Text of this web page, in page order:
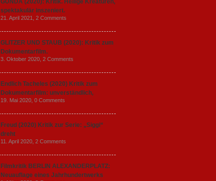
GUNDA (2020): Kritik. Heilige Kreaturen,
spektakulär inszeniert.
21. April 2021, 2 Comments
GLITZER UND STAUB (2020): Kritik zum
Dokumentarfilm.
3. Oktober 2020, 2 Comments
Endlich Tacheles (2020) Kritik zum
Dokumentarfilm: unverständlich,
19. Mai 2020, 0 Comments
Freud (2020) Kritik zur Serie: „Siggi“
dreht
11. April 2020, 2 Comments
Filmkritik BERLIN ALEXANDERPLATZ:
Neuauflage eines Jahrhundertwerks